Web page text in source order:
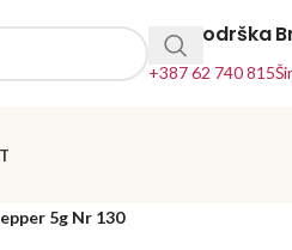
24h Podrška
+387 62 740 815
5g Nr 130